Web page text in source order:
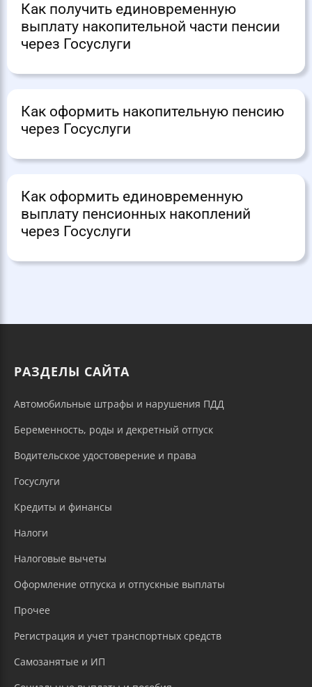
Как получить единовременную
выплату накопительной части пенсии
через Госуслуги
Как оформить накопительную пенсию
через Госуслуги
Как оформить единовременную
выплату пенсионных накоплений
через Госуслуги
РАЗДЕЛЫ САЙТА
Автомобильные штрафы и нарушения ПДД
Беременность, роды и декретный отпуск
Водительское удостоверение и права
Госуслуги
Кредиты и финансы
Налоги
Налоговые вычеты
Оформление отпуска и отпускные выплаты
Прочее
Регистрация и учет транспортных средств
Самозанятые и ИП